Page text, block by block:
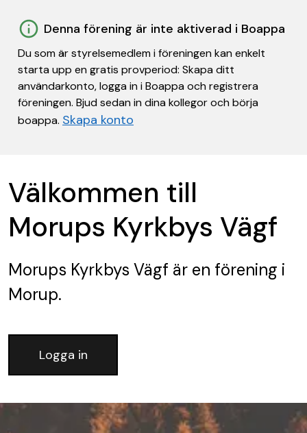
Denna förening är inte aktiverad i Boappa
Du som är styrelsemedlem i föreningen kan enkelt
starta upp en gratis provperiod: Skapa ditt
användarkonto, logga in i Boappa och registrera
föreningen. Bjud sedan in dina kollegor och börja
boappa. Skapa konto
Välkommen till
Morups Kyrkbys Vägf
Morups Kyrkbys Vägf är en förening i
Morup.
Logga in